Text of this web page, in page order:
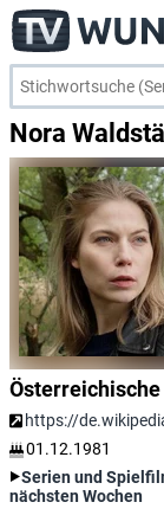
Nora
https://
01.12.1981
Serien und
nächsten Wochen